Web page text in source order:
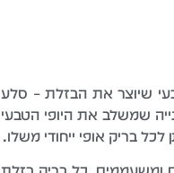
שיוצר את הבזלת – סלע
שמשלב את היופי הטבעי
בריק אופי ייחודי משלו.